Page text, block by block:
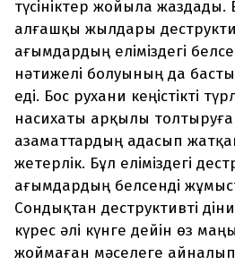
түсініктер жойыла жаздады.
алғашқы жылдары
ағымдардың еліміздегі
нәтижелі болуының да
еді. Бос рухани кеңістікті
насихаты арқылы
азаматтардың адасып
жетерлік. Бұл еліміздегі
ағымдардың белсенді
Сондықтан деструктивті
күрес әлі күнге дейін өз
жоймаған мәселеге айналып